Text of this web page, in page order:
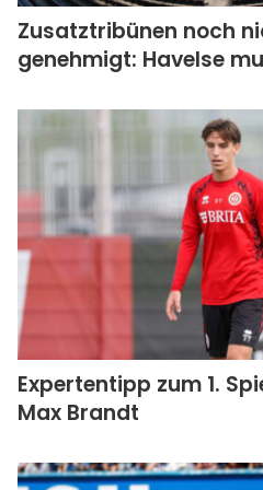
Zusatztribünen noch
genehmigt: Havelse
Expertentipp zum 1.
Max Brandt